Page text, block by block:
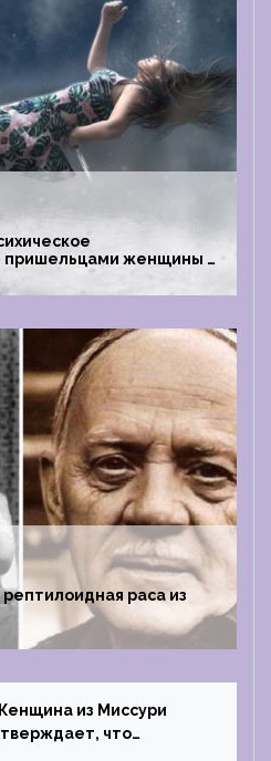
пришельцами женщины в
раса из
из Миссури
что